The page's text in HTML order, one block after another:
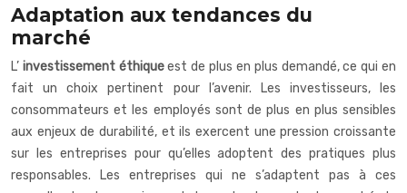
Adaptation aux tendances du
marché
L’ investissement éthiqueest de plus en plus demandé, ce qui en
fait un choix pertinent pour l’avenir. Les investisseurs, les
consommateurs et les employés sont de plus en plus sensibles
aux enjeux de durabilité, et ils exercent une pression croissante
sur les entreprises pour qu’elles adoptent des pratiques plus
responsables. Les entreprises qui ne s’adaptent pas à ces